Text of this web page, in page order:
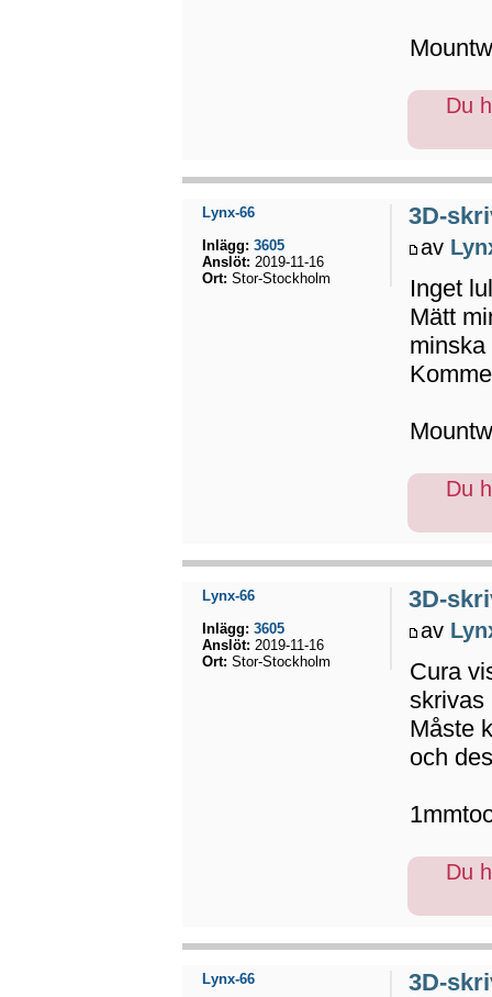
Du
3D-
av
Inget
Mätt
Du
Lynx-66
Inlägg: 3605
Anslöt: 2019-11-16
Ort: Stor-Stockholm
3D-
av
Cura
skrivas
Måste
och
Du
Lynx-66
Inlägg: 3605
Anslöt: 2019-11-16
Ort: Stor-Stockholm
3D-
Lynx-66